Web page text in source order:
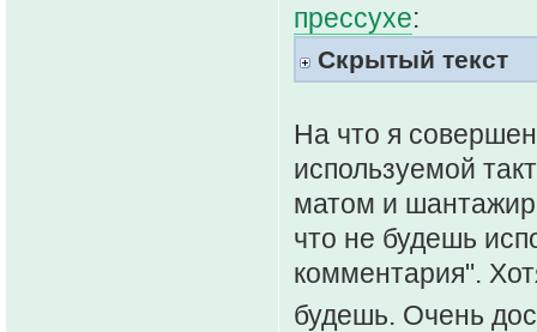
прессухе:
Скрытый текст
На что я
используемой
матом и
что не будешь
комментария".
будешь. Очень